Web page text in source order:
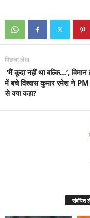
पिछला लेख
‘मैं कूदा नहीं था बल्कि…’, विमान
में बचे विश्वास कुमार रमेश ने PM
से क्या कहा?
संबंधित